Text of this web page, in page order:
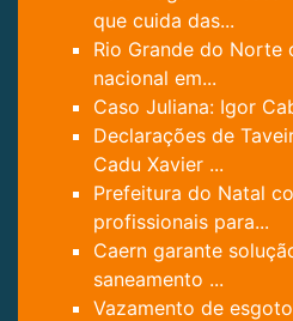
que cuida das...
Rio Grande do Norte
nacional em...
Caso Juliana: Igor
Declarações de
Cadu Xavier ...
Prefeitura do Natal
profissionais para...
Caern garante
saneamento ...
Vazamento de